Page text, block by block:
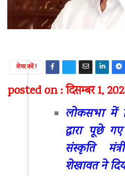
शेयर करें !
posted on : दिसम्बर 1,
लोकसभा में
द्वारा पूछे
संस्कृति
शेखावत ने